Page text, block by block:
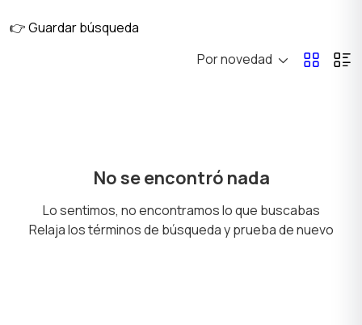
👉 Guardar búsqueda
Por novedad
No se encontró nada
Lo sentimos, no encontramos lo que buscabas
Relaja los términos de búsqueda y prueba de nuevo